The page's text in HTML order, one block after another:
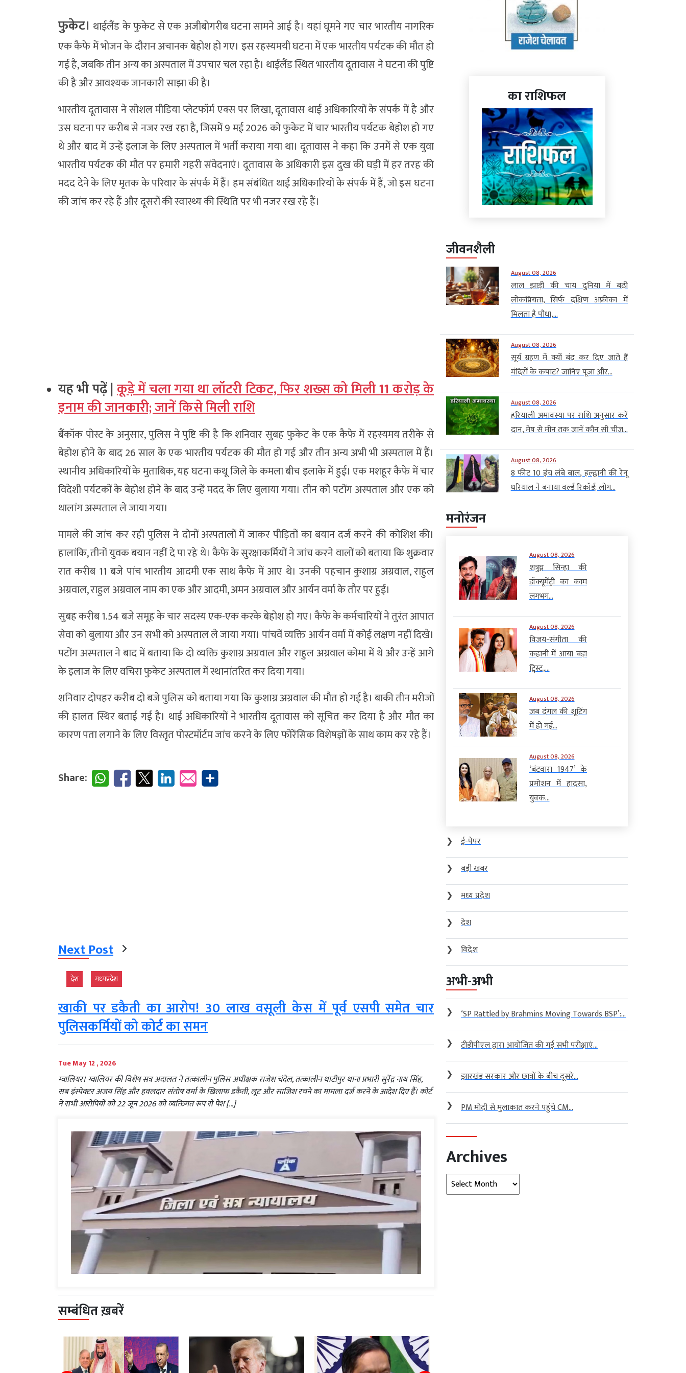
फुकेट। थाईलैंड के फुकेट से एक अजीबोगरीब घटना सामने आई है। यहां घूमने गए चार भारतीय नागरिक
एक कैफे में भोजन के दौरान अचानक बेहोश हो गए। इस रहस्यमयी घटना में एक भारतीय पर्यटक की मौत हो
गई है, जबकि तीन अन्य का अस्पताल में उपचार चल रहा है। थाईलैंड स्थित भारतीय दूतावास ने घटना की पुष्टि
की है और आवश्यक जानकारी साझा की है।
भारतीय दूतावास ने सोशल मीडिया प्लेटफॉर्म एक्स पर लिखा, दूतावास थाई अधिकारियों के संपर्क में है और
उस घटना पर करीब से नजर रख रहा है, जिसमें 9 मई 2026 को फुकेट में चार भारतीय पर्यटक बेहोश हो गए
थे और बाद में उन्हें इलाज के लिए अस्पताल में भर्ती कराया गया था। दूतावास ने कहा कि उनमें से एक युवा
भारतीय पर्यटक की मौत पर हमारी गहरी संवेदनाएं। दूतावास के अधिकारी इस दुख की घड़ी में हर तरह की
मदद देने के लिए मृतक के परिवार के संपर्क में हैं। हम संबंधित थाई अधिकारियों के संपर्क में हैं, जो इस घटना
की जांच कर रहे हैं और दूसरों की स्वास्थ्य की स्थिति पर भी नजर रख रहे हैं।
यह भी पढ़ें |कूड़े में चला गया था लॉटरी टिकट, फिर शख्स को मिली 11 करोड़ के
इनाम की जानकारी; जानें किसे मिली राशि
बैंकॉक पोस्ट के अनुसार, पुलिस ने पुष्टि की है कि शनिवार सुबह फुकेट के एक कैफे में रहस्यमय तरीके से
बेहोश होने के बाद 26 साल के एक भारतीय पर्यटक की मौत हो गई और तीन अन्य अभी भी अस्पताल में हैं।
स्थानीय अधिकारियों के मुताबिक, यह घटना कथू जिले के कमला बीच इलाके में हुई। एक मशहूर कैफे में चार
विदेशी पर्यटकों के बेहोश होने के बाद उन्हें मदद के लिए बुलाया गया। तीन को पटोंग अस्पताल और एक को
थालांग अस्पताल ले जाया गया।
मामले की जांच कर रही पुलिस ने दोनों अस्पतालों में जाकर पीड़ितों का बयान दर्ज करने की कोशिश की।
हालांकि, तीनों युवक बयान नहीं दे पा रहे थे। कैफे के सुरक्षाकर्मियों ने जांच करने वालों को बताया कि शुक्रवार
रात करीब 11 बजे पांच भारतीय आदमी एक साथ कैफे में आए थे। उनकी पहचान कुशाग्र अग्रवाल, राहुल
अग्रवाल, राहुल अग्रवाल नाम का एक और आदमी, अमन अग्रवाल और आर्यन वर्मा के तौर पर हुई।
सुबह करीब 1.54 बजे समूह के चार सदस्य एक-एक करके बेहोश हो गए। कैफे के कर्मचारियों ने तुरंत आपात
सेवा को बुलाया और उन सभी को अस्पताल ले जाया गया। पांचवें व्यक्ति आर्यन वर्मा में कोई लक्षण नहीं दिखे।
पटोंग अस्पताल ने बाद में बताया कि दो व्यक्ति कुशाग्र अग्रवाल और राहुल अग्रवाल कोमा में थे और उन्हें आगे
के इलाज के लिए वचिरा फुकेट अस्पताल में स्थानांतरित कर दिया गया।
शनिवार दोपहर करीब दो बजे पुलिस को बताया गया कि कुशाग्र अग्रवाल की मौत हो गई है। बाकी तीन मरीजों
की हालत स्थिर बताई गई है। थाई अधिकारियों ने भारतीय दूतावास को सूचित कर दिया है और मौत का
कारण पता लगाने के लिए विस्तृत पोस्टमॉर्टम जांच करने के लिए फोरेंसिक विशेषज्ञों के साथ काम कर रहे हैं।
Share:
Next Post
देश मध्‍यप्रदेश
खाकी पर डकैती का आरोप! 30 लाख वसूली केस में पूर्व एसपी समेत चार
पुलिसकर्मियों को कोर्ट का समन
Tue May 12 , 2026
ग्वालियर। ग्वालियर की विशेष सत्र अदालत ने तत्कालीन पुलिस अधीक्षक राजेश चंदेल, तत्कालीन थाटीपुर थाना प्रभारी सुरेंद्र नाथ सिंह,
सब इंस्पेक्टर अजय सिंह और हवलदार संतोष वर्मा के खिलाफ डकैती, लूट और साजिश रचने का मामला दर्ज करने के आदेश दिए हैं। कोर्ट
ने सभी आरोपियों को 22 जून 2026 को व्यक्तिगत रूप से पेश […]
सम्बंधित ख़बरें
का राशिफल
जीवनशैली
August 08, 2026
लाल झाड़ी की चाय दुनिया में बढ़ी
लोकप्रियता, सिर्फ दक्षिण अफ्रीका में
मिलता है पौधा,...
August 08, 2026
सूर्य ग्रहण में क्यों बंद कर दिए जाते हैं
मंदिरों के कपाट? जानिए पूजा और...
August 08, 2026
हरियाली अमावस्या पर राशि अनुसार करें
दान, मेष से मीन तक जानें कौन सी चीज...
August 08, 2026
8 फीट 10 इंच लंबे बाल, हल्द्वानी की रेनू
धरियाल ने बनाया वर्ल्ड रिकॉर्ड; लोग...
मनोरंजन
August 08, 2026
शत्रुघ्न सिन्हा की
डॉक्यूमेंट्री का काम
लगभग...
August 08, 2026
विजय-संगीता की
कहानी में आया बड़ा
ट्विस्ट,...
August 08, 2026
जब दंगल की शूटिंग
में हो गई...
August 08, 2026
‘बंटवारा 1947’ के
प्रमोशन में हादसा,
युवक...
❯
ई-पेपर
❯
बड़ी खबर
❯
मध्य प्रदेश
❯
देश
❯
विदेश
अभी-अभी
❯ ‘SP Rattled by Brahmins Moving Towards BSP’:...
❯ टीडीपीएल द्वारा आयोजित की गई सभी परीक्षाएं...
❯ झारखंड सरकार और छात्रों के बीच दूसरे...
❯ PM मोदी से मुलाकात करने पहुंचे CM...
Archives
Archives